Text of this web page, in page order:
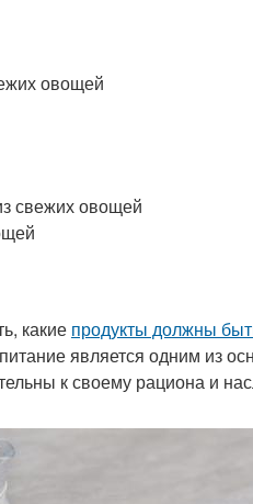
овощей
свежих овощей
какие продукты должны
является одним из
к своему рациона и